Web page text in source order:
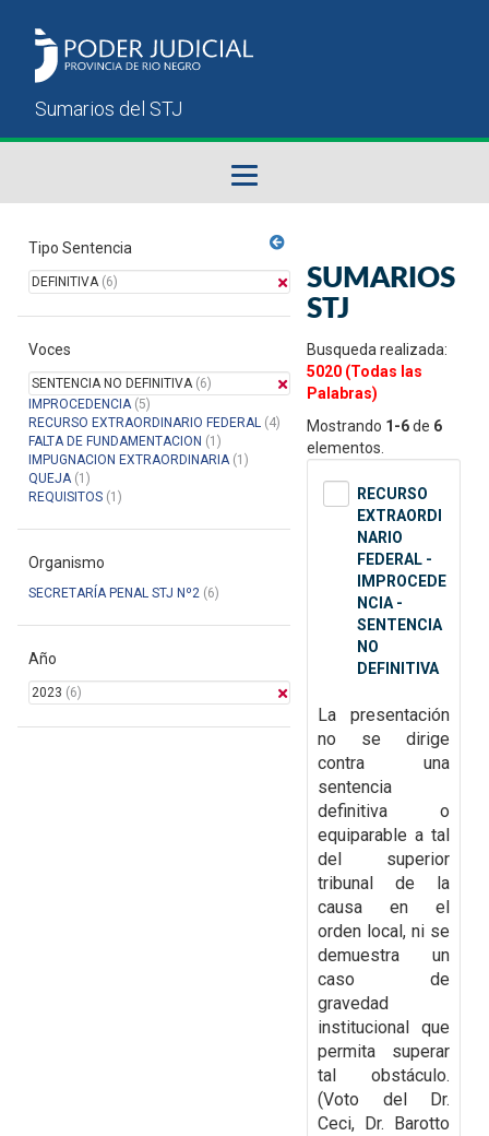
Sumarios del STJ
Manual del Usuario
Tipo Sentencia
DEFINITIVA(6)
Voces
SENTENCIA NO DEFINITIVA(6)
IMPROCEDENCIA(5)
RECURSO EXTRAORDINARIO FEDERAL (4)
FALTA DE FUNDAMENTACION (1)
IMPUGNACION EXTRAORDINARIA(1)
QUEJA(1)
REQUISITOS (1)
Organismo
SECRETARÍA PENAL STJ Nº2 (6)
Año
2023 (6)
SUMARIOS
STJ
Busqueda realizada:
5020 (Todas las
Palabras)
Mostrando 1-6de 6
elementos.
RECURSO
EXTRAORDI
NARIO
FEDERAL -
IMPROCEDE
NCIA -
SENTENCIA
NO
DEFINITIVA
La presentación
no se dirige
contra una
sentencia
definitiva o
equiparable a tal
del superior
tribunal de la
causa en el
orden local, ni se
demuestra un
caso de
gravedad
institucional que
permita superar
tal obstáculo.
(Voto del Dr.
Ceci, Dr. Barotto